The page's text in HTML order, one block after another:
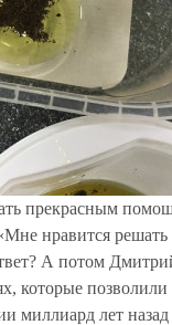
прекрасным
нравится решать
А потом
которые
миллиард лет